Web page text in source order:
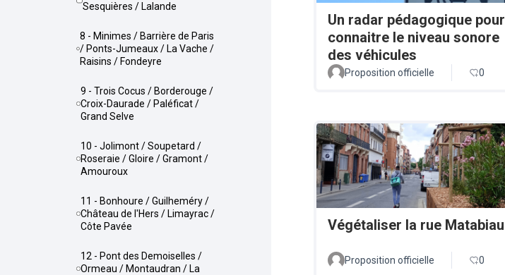
Sesquières / Lalande
8 - Minimes / Barrière de Paris
/ Ponts-Jumeaux / La Vache /
Raisins / Fondeyre
9 - Trois Cocus / Borderouge /
Croix-Daurade / Paléficat /
Grand Selve
10 - Jolimont / Soupetard /
Roseraie / Gloire / Gramont /
Amouroux
11 - Bonhoure / Guilheméry /
Château de l'Hers / Limayrac /
Côte Pavée
12 - Pont des Demoiselles /
Ormeau / Montaudran / La
Un radar pédagogique pour
connaitre le niveau sonore
des véhicules
Proposition officielle 0
Végétaliser la rue Matabiau
Proposition officielle 0